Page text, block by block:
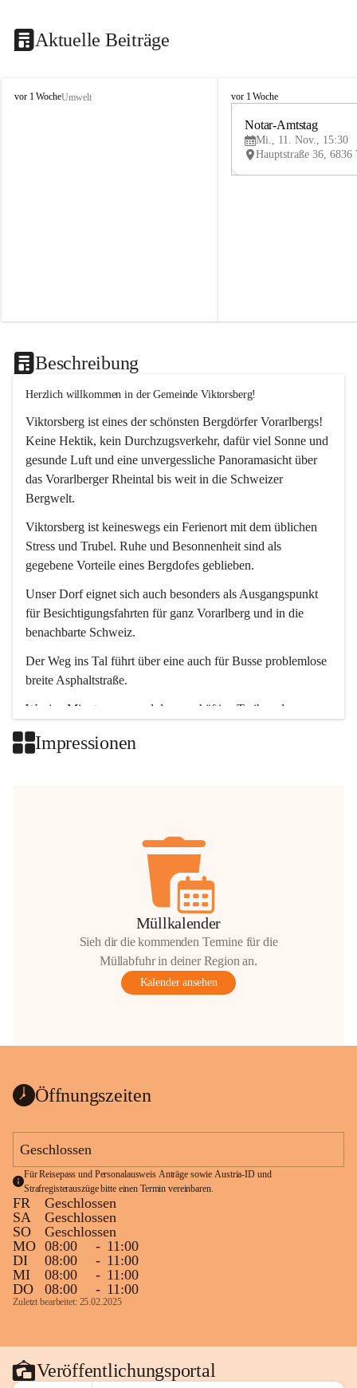
Aktuelle Beiträge
V
vor 1 WocheUmwelt
V
vor 1 Woche
Notar-Amtstag
Mi., 11. Nov., 15:30
Beschreibung
Herzlich willkommen in der Gemeinde Viktorsberg!
Viktorsberg ist eines der schönsten Bergdörfer Vorarlbergs!
Keine Hektik, kein Durchzugsverkehr, dafür viel Sonne und
gesunde Luft und eine unvergessliche Panoramasicht über
das Vorarlberger Rheintal bis weit in die Schweizer
Bergwelt.
Viktorsberg ist keineswegs ein Ferienort mit dem üblichen
Stress und Trubel. Ruhe und Besonnenheit sind als
gegebene Vorteile eines Bergdofes geblieben.
Unser Dorf eignet sich auch besonders als Ausgangspunkt
für Besichtigungsfahrten für ganz Vorarlberg und in die
benachbarte Schweiz.
Der Weg ins Tal führt über eine auch für Busse problemlose
breite Asphaltstraße.
Wenige Minuten nur, und das geschäftige Treiben der
Impressionen
Müllkalender
Sieh dir die kommenden Termine für die
Müllabfuhr in deiner Region an.
Kalender ansehen
Öffnungszeiten
Geschlossen
Für Reisepass und Personalausweis Anträge sowie Austria-ID und
Strafregisterauszüge bitte einen Termin vereinbaren.
FR
Geschlossen
SA
Geschlossen
SO
Geschlossen
MO 08:00 - 11:00
DI
08:00 - 11:00
MI
08:00 - 11:00
DO
08:00 - 11:00
Zuletzt bearbeitet: 25.02.2025
Veröffentlichungsportal